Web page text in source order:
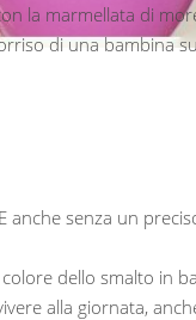
la marmellata di
di una bambina
anche senza un
colore dello smalto in
alla giornata,